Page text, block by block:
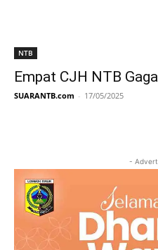
NTB
Empat CJH NTB
SUARANTB.com - 17/05/2025
-